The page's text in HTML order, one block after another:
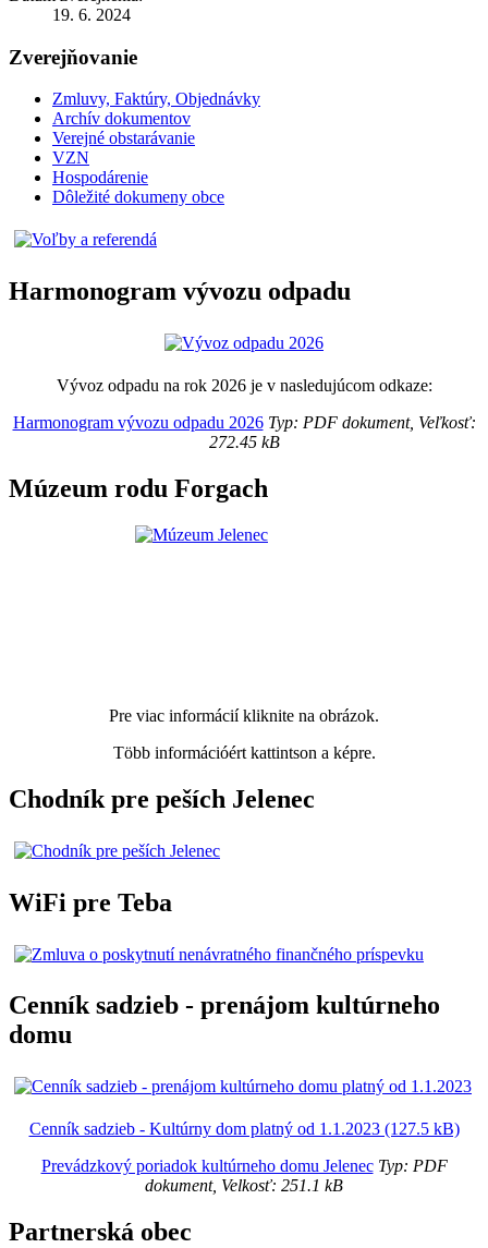
19. 6. 2024
Zverejňovanie
Zmluvy, Faktúry, Objednávky
Archív dokumentov
Verejné obstarávanie
VZN
Hospodárenie
Dôležité dokumeny obce
Harmonogram vývozu odpadu
Vývoz odpadu na rok 2026 je v nasledujúcom odkaze:
Harmonogram vývozu odpadu 2026Typ: PDF dokument, Veľkosť:
272.45 kB
Múzeum rodu Forgach
Pre viac informácií kliknite na obrázok.
Több információért kattintson a képre.
Chodník pre peších Jelenec
WiFi pre Teba
Cenník sadzieb - prenájom kultúrneho
domu
Cenník sadzieb - Kultúrny dom platný od 1.1.2023 (127.5 kB)
Prevádzkový poriadok kultúrneho domu JelenecTyp: PDF
dokument, Velkosť: 251.1 kB
Partnerská obec